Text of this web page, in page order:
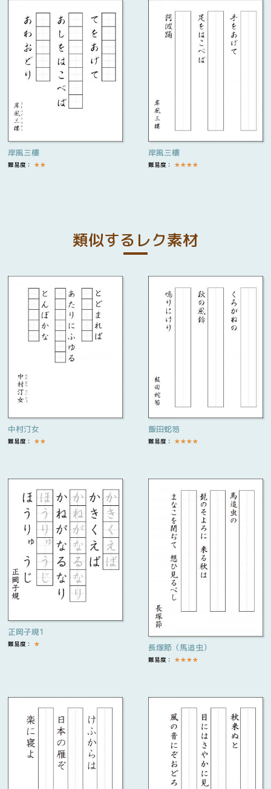
岸風三樓
難易度： ★★
岸風三樓
難易度： ★★★★
類似するレク素材
中村汀女
難易度： ★★
飯田蛇笏
難易度： ★★★★
正岡子規1
難易度： ★ 長塚節（馬追虫）
難易度： ★★★★